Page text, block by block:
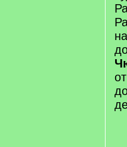
от